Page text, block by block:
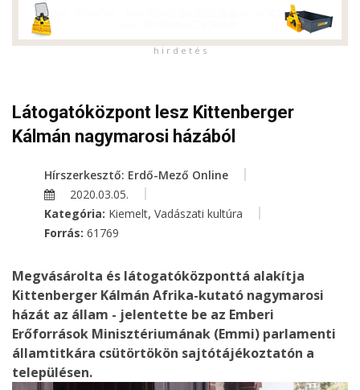
h i r d e t é s
Látogatóközpont lesz Kittenberger
Kálmán nagymarosi házából
Hírszerkesztő: Erdő-Mező Online
2020.03.05.
Kategória: Kiemelt, Vadászati kultúra
Forrás: 61769
Megvásárolta és látogatóközponttá alakítja
Kittenberger Kálmán Afrika-kutató nagymarosi
házát az állam - jelentette be az Emberi
Erőforrások Minisztériumának (Emmi) parlamenti
államtitkára csütörtökön sajtótájékoztatón a
településen.